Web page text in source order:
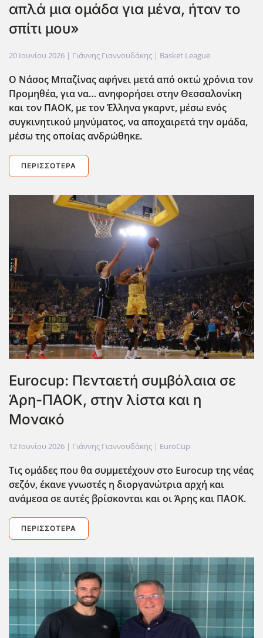
απλά μια ομάδα για μένα, ήταν το
σπίτι μου»
20 Ιουνίου 2026 | Γιάννης Γιαννουδάκης | Basket League
Ο Νάσος Μπαζίνας αφήνει μετά από οκτώ χρόνια τον
Προμηθέα, για να… ανηφορήσει στην Θεσσαλονίκη
και τον ΠΑΟΚ, με τον Έλληνα γκαρντ, μέσω ενός
συγκινητικού μηνύματος, να αποχαιρετά την ομάδα,
μέσω της οποίας ανδρώθηκε.
ΠΕΡΙΣΣΌΤΕΡΑ
Eurocup: Πενταετή συμβόλαια σε
Άρη-ΠΑΟΚ, στην λίστα και η
Μονακό
12 Ιουνίου 2026 | Γιάννης Γιαννουδάκης | EuroCup
Τις ομάδες που θα συμμετέχουν στο Εurocup της νέας
σεζόν, έκανε γνωστές η διοργανώτρια αρχή και
ανάμεσα σε αυτές βρίσκονται και οι Άρης και ΠΑΟΚ.
ΠΕΡΙΣΣΌΤΕΡΑ